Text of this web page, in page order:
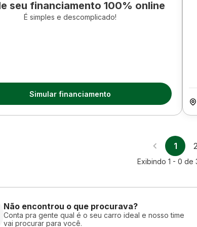
seu financiamento 100% online
É simples e descomplicado!
Simular financiamento
1 2
Exibindo 1 - 0 de
Não encontrou o que procurava?
Conta pra gente qual é o seu carro ideal e nosso time
vai procurar para você.